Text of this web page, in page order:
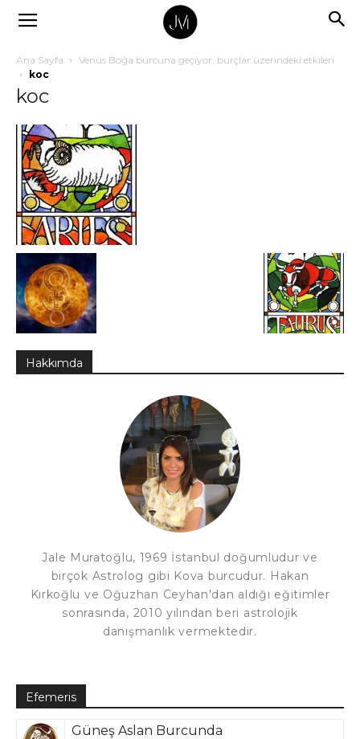
Ana Sayfa
Venüs Boğa burcuna geçiyor, burçlar üzerindeki etkileri
koc
koc
Hakkımda
Jale Muratoğlu, 1969 İstanbul doğumludur ve
birçok Astrolog gibi Kova burcudur. Hakan
Kırkoğlu ve Oğuzhan Ceyhan'dan aldığı eğitimler
sonrasında, 2010 yılından beri astrolojik
danışmanlık vermektedir.
Efemeris
Güneş Aslan Burcunda